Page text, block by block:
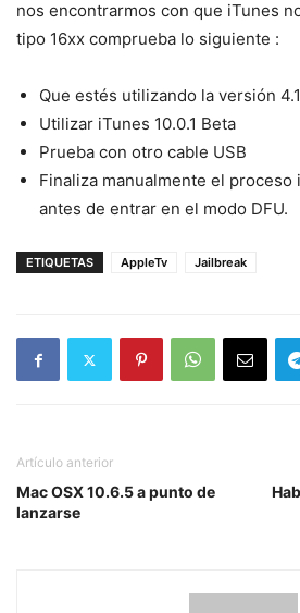
nos encontrarmos con que iTunes
tipo 16xx comprueba lo siguiente :
Que estés utilizando la versión
Utilizar iTunes 10.0.1 Beta
Prueba con otro cable USB
Finaliza manualmente el
antes de entrar en el modo DFU.
ETIQUETAS AppleTv Jailbreak
Artículo anterior
Mac OSX 10.6.5 a punto de
lanzarse